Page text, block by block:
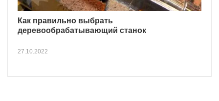
Как правильно выбрать
деревообрабатывающий станок
27.10.2022